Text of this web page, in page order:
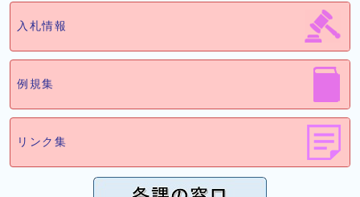
入札情報
例規集
リンク集